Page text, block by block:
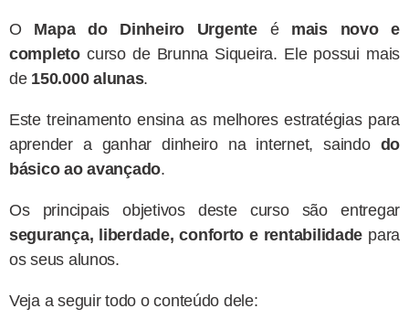
O Mapa do Dinheiro Urgenteé mais novo e
completocurso de Brunna Siqueira. Ele possui mais
de 150.000 alunas.
Este treinamento ensina as melhores estratégias para
aprender a ganhar dinheiro na internet, saindo do
básico ao avançado.
Os principais objetivos deste curso são entregar
segurança, liberdade, conforto e rentabilidade para
os seus alunos.
Veja a seguir todo o conteúdo dele: